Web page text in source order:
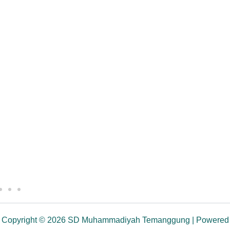
Copyright © 2026 SD Muhammadiyah Temanggung | Powered